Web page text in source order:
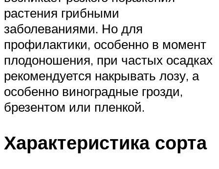
растения грибными
заболеваниями. Но для
профилактики, особенно в момент
плодоношения, при частых осадках
рекомендуется накрывать лозу, а
особенно виноградные грозди,
брезентом или пленкой.
Характеристика сорта